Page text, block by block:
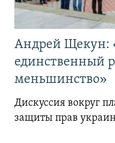
Андрей Щекун:
единственный
меньшинство»
Дискуссия вокруг
защиты прав